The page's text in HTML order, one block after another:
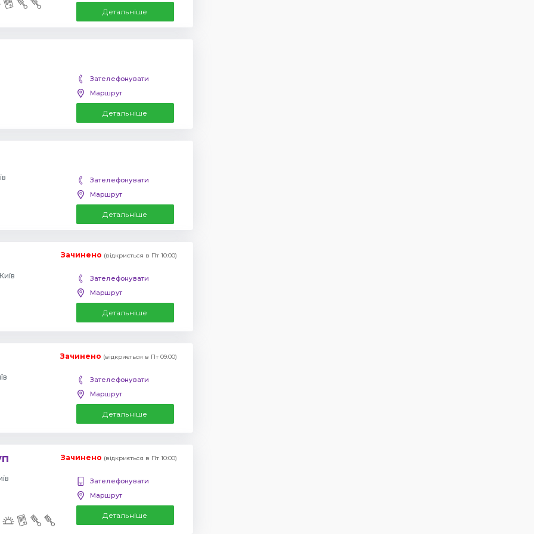
Детальніше
Зателефонувати
Маршрут
Детальніше
Зателефонувати
Маршрут
Детальніше
Зачинено (відкриється в Пт 10:00)
Зателефонувати
Маршрут
Детальніше
Зачинено (відкриється в Пт 09:00)
Зателефонувати
Маршрут
Детальніше
Зачинено (відкриється в Пт 10:00)
Зателефонувати
Маршрут
Детальніше